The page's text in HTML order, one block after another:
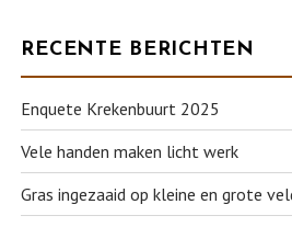
RECENTE BERICHTEN
Enquete Krekenbuurt 2025
Vele handen maken licht werk
Gras ingezaaid op kleine en grote